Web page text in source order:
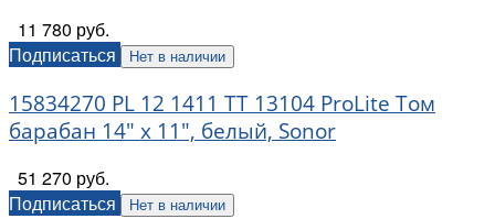
11 780 руб.
Подписаться
Нет в наличии
15834270 PL 12 1411 TT 13104 ProLite Том
барабан 14" x 11", белый, Sonor
51 270 руб.
Подписаться
Нет в наличии